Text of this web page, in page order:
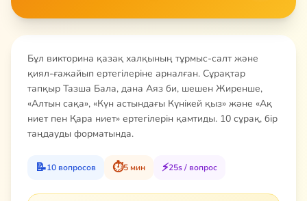
Бұл викторина қазақ халқының тұрмыс-салт және
қиял-ғажайып ертегілеріне арналған. Сұрақтар
тапқыр Тазша Бала, дана Аяз би, шешен Жиренше,
«Алтын сақа», «Күн астындағы Күнікей қыз» және «Ақ
ниет пен Қара ниет» ертегілерін қамтиды. 10 сұрақ, бір
таңдауды форматында.
📝10 вопросов ⏱5 мин ⚡25s / вопрос